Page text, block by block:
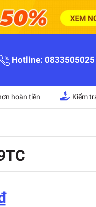
Hotline: 0833505025
hoàn tiền Kiểm